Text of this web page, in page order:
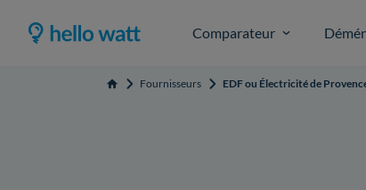
Comparateur
Accueil Fournisseurs EDF ou Électricité de